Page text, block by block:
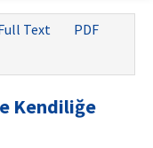
Text
PDF
Kendiliğe